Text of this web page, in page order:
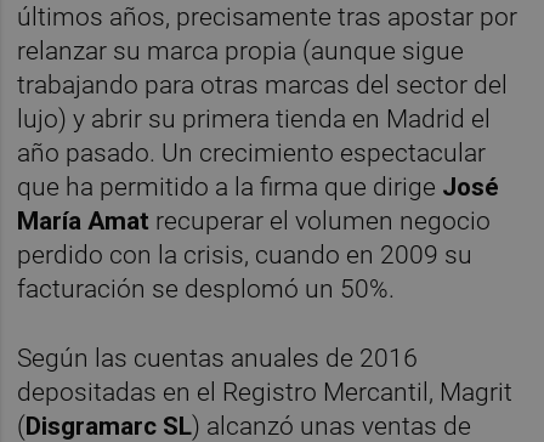
últimos años, precisamente tras apostar por
relanzar su marca propia (aunque sigue
trabajando para otras marcas del sector del
lujo) y abrir su primera tienda en Madrid el
año pasado. Un crecimiento espectacular
que ha permitido a la firma que dirige José
María Amat recuperar el volumen negocio
perdido con la crisis, cuando en 2009 su
facturación se desplomó un 50%.
Según las cuentas anuales de 2016
depositadas en el Registro Mercantil, Magrit
(Disgramarc SL) alcanzó unas ventas de